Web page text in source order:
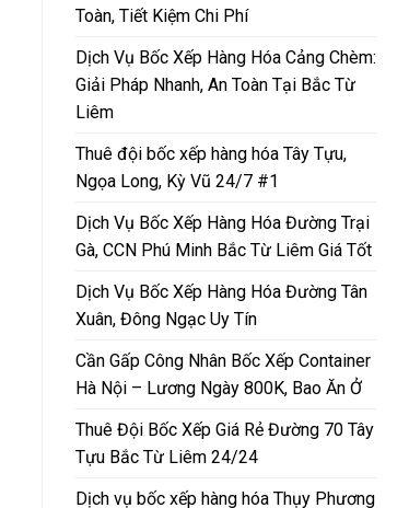
Toàn, Tiết Kiệm Chi Phí
Dịch Vụ Bốc Xếp Hàng Hóa Cảng Chèm:
Giải Pháp Nhanh, An Toàn Tại Bắc Từ
Liêm
Thuê đội bốc xếp hàng hóa Tây Tựu,
Ngọa Long, Kỳ Vũ 24/7 #1
Dịch Vụ Bốc Xếp Hàng Hóa Đường Trại
Gà, CCN Phú Minh Bắc Từ Liêm Giá Tốt
Dịch Vụ Bốc Xếp Hàng Hóa Đường Tân
Xuân, Đông Ngạc Uy Tín
Cần Gấp Công Nhân Bốc Xếp Container
Hà Nội – Lương Ngày 800K, Bao Ăn Ở
Thuê Đội Bốc Xếp Giá Rẻ Đường 70 Tây
Tựu Bắc Từ Liêm 24/24
Dịch vụ bốc xếp hàng hóa Thụy Phương